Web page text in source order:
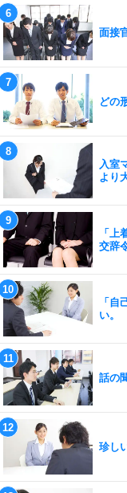
面接
どの
入室
より
「
交辞
「
い。
話の
珍し